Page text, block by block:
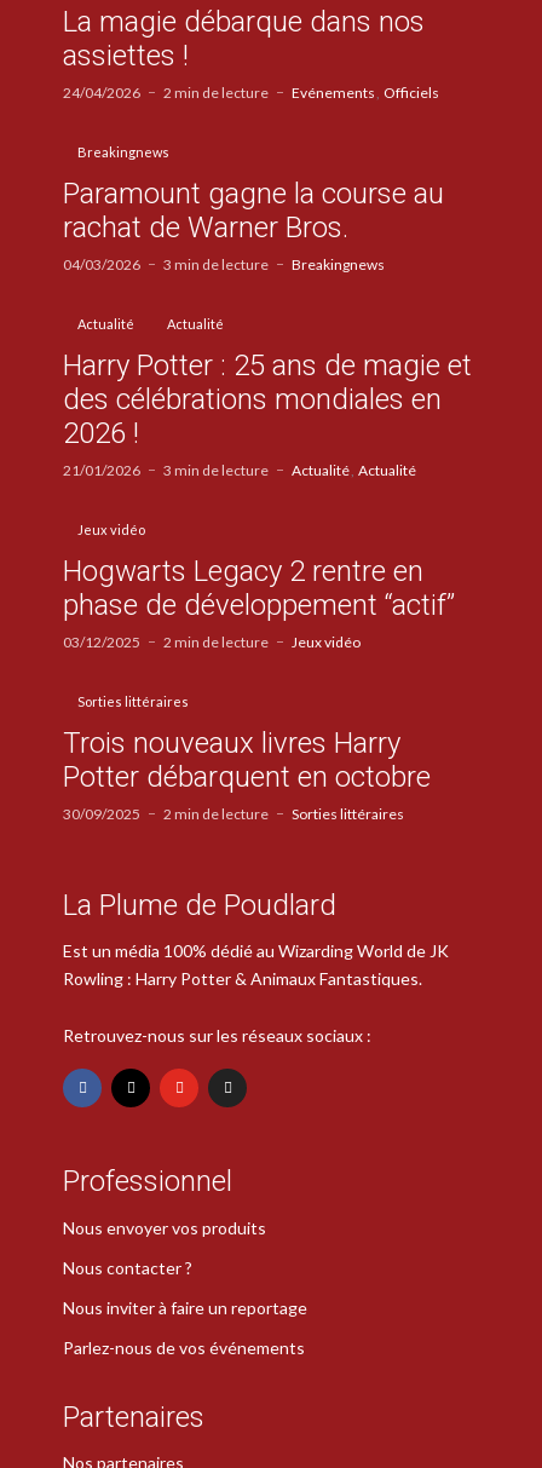
La magie débarque dans nos
assiettes !
24/04/2026 2 min de lecture Evénements Officiels
Breakingnews
Paramount gagne la course au
rachat de Warner Bros.
04/03/2026 3 min de lecture Breakingnews
Actualité Actualité
Harry Potter : 25 ans de magie et
des célébrations mondiales en
2026 !
21/01/2026 3 min de lecture Actualité Actualité
Jeux vidéo
Hogwarts Legacy 2 rentre en
phase de développement “actif”
03/12/2025 2 min de lecture Jeux vidéo
Sorties littéraires
Trois nouveaux livres Harry
Potter débarquent en octobre
30/09/2025 2 min de lecture Sorties littéraires
La Plume de Poudlard
Est un média 100% dédié au Wizarding World de JK
Rowling : Harry Potter & Animaux Fantastiques.
Retrouvez-nous sur les réseaux sociaux :
Professionnel
Nous envoyer vos produits
Nous contacter ?
Nous inviter à faire un reportage
Parlez-nous de vos événements
Partenaires
Nos partenaires